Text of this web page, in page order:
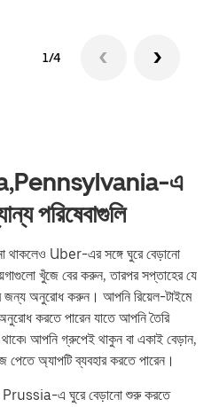
1/4
এ
পরিষেবাগুলি
Uber-এর সঙ্গে ঘুরে বেড়ানো
খুঁজে বের করুন, তারপর সপ্তাহের যে
জন্য অনুরোধ করুন। আপনি রিয়েল-টাইমে
করতে পারেন যাতে আপনি তৈরি
আপনি গ্রুপেই থাকুন বা একাই বেড়ান,
অ্যাপটি ব্যবহার করতে পারেন।
এ ঘুরে বেড়ানো শুরু করতে